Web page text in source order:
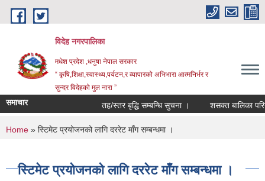
Skip to main content
विदेह नगरपालिका
मधेश प्रदेश ,धनुषा नेपाल सरकार
“ कृषि,शिक्षा,स्वास्थ्य,पर्यटन,र व्यापारको अभिभारा आत्मनिर्भर र
सुन्दर विदेहको मुल नारा ”
समाचार तह/स्तर बृद्धि सम्बन्धि सुचना । शसक्त बालिका
You are here
Home » स्टिमेट प्रयोजनको लागि दररेट माँग सम्बन्धमा ।
स्टिमेट प्रयोजनको लागि दररेट माँग सम्बन्धमा ।